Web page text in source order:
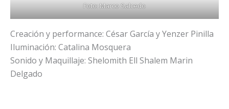
Foto: Marco Salcedo
Creación y performance: César García y Yenzer Pinilla
Iluminación: Catalina Mosquera
Sonido y Maquillaje: Shelomith Ell Shalem Marin
Delgado